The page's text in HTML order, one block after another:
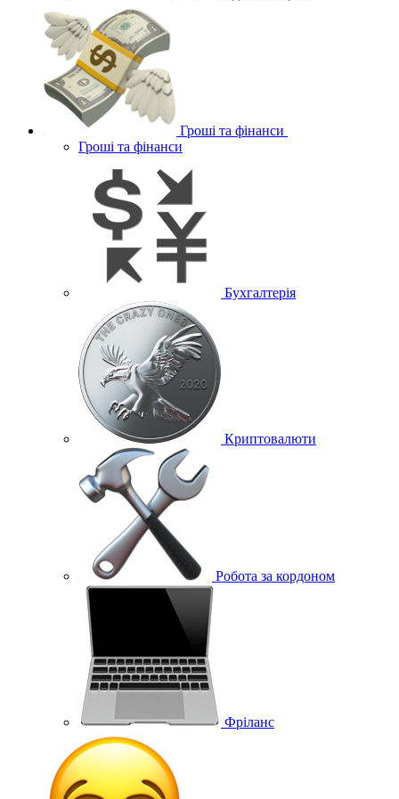
Гроші та фінанси
Гроші та фінанси
Бухгалтерія
Криптовалюти
Робота за кордоном
Фріланс